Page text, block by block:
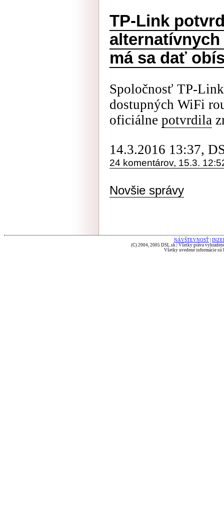
TP-Link
má sa dať
Spoločnosť TP-
dostupných WiFi
oficiálne potvrdila
14.3.2016 13:37,
24 komentárov, 15.3.
Novšie správy
NÁVŠTEVNOSŤ
(C) 2004, 2005 DSL.sk | Všetky práva
Všetky uvedené informácie sú